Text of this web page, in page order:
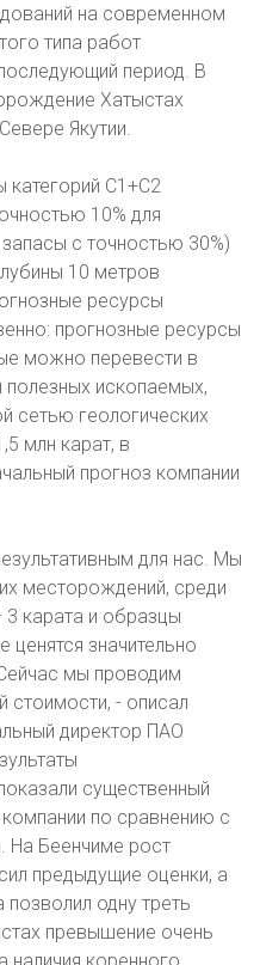
на современном
типа работ
период. В
Хатыстах
Якутии.
С1+С2
10% для
с точностью 30%)
10 метров
ресурсы
прогнозные ресурсы
можно перевести в
ископаемых,
сетью геологических
млн карат, в
прогноз компании
для нас. Мы
месторождений, среди
карата и образцы
ценятся значительно
мы проводим
стоимости, - описал
директор ПАО
существенный
по сравнению с
На Беенчиме рост
предыдущие оценки, а
позволил одну треть
превышение очень
наличия коренного